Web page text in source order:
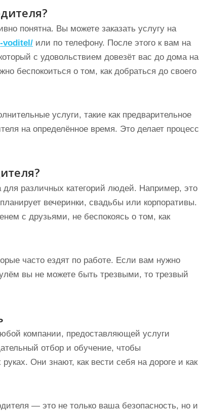
понятна. Вы можете заказать услугу на
voditel/ или по телефону. После этого к вам на
с удовольствием довезёт вас до дома на
беспокоиться о том, как добраться до своего
услуги, такие как предварительное
на определённое время. Это делает процесс
для различных категорий людей. Например, это
вечеринки, свадьбы или корпоративы.
с друзьями, не беспокоясь о том, как
часто ездят по работе. Если вам нужно
вы не можете быть трезвыми, то трезвый
компании, предоставляющей услуги
отбор и обучение, чтобы
Они знают, как вести себя на дороге и как
— это не только ваша безопасность, но и